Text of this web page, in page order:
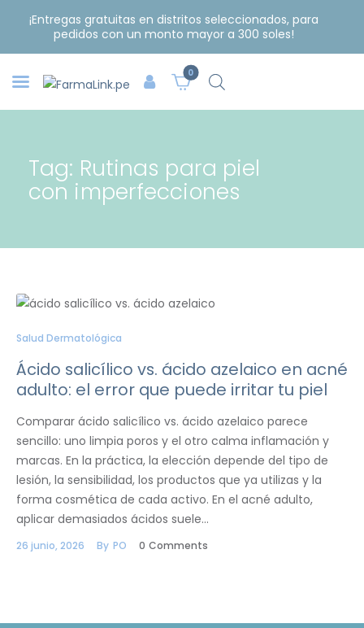
¡Entregas gratuitas en distritos seleccionados, para
pedidos con un monto mayor a 300 soles!
0
Tag: Rutinas para piel
con imperfecciones
Salud Dermatológica
Ácido salicílico vs. ácido azelaico en acné
adulto: el error que puede irritar tu piel
Comparar ácido salicílico vs. ácido azelaico parece
sencillo: uno limpia poros y el otro calma inflamación y
marcas. En la práctica, la elección depende del tipo de
lesión, la sensibilidad, los productos que ya utilizas y la
forma cosmética de cada activo. En el acné adulto,
aplicar demasiados ácidos suele…
26 junio, 2026 By PO 0 Comments